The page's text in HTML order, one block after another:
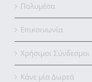
Πολυμέσα
Επικοινωνία
Χρήσιμοι Σύνδεσμοι
Κάνε μία Δωρεά